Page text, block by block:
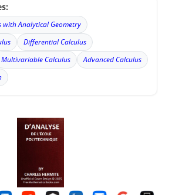
with Analytical Geometry
Differential Calculus
Multivariable Calculus
Advanced Calculus